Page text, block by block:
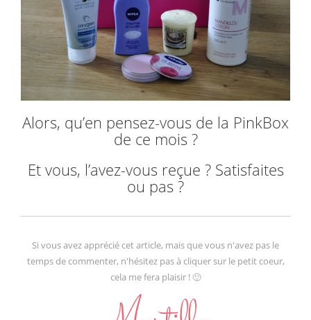
Alors, qu’en pensez-vous de la PinkBox
de ce mois ?
Et vous, l’avez-vous reçue ? Satisfaites
ou pas ?
Si vous avez apprécié cet article, mais que vous n'avez pas le
temps de commenter, n'hésitez pas à cliquer sur le petit coeur,
cela me fera plaisir ! 🙂